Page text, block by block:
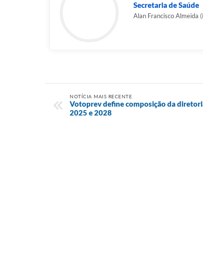
Secretaria de Saúde
Alan Francisco Almeida
NOTÍCIA MAIS RECENTE
Votoprev define composição da
2025 e 2028